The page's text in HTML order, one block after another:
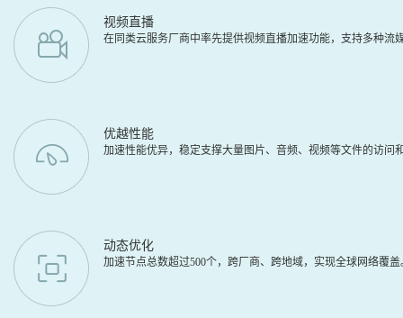
视频直播
在同类云服务厂商中率先提供视频直播加速功能，支持多种流
优越性能
加速性能优异，稳定支撑大量图片、音频、视频等文件的访问
动态优化
加速节点总数超过500个，跨厂商、跨地域，实现全球网络覆